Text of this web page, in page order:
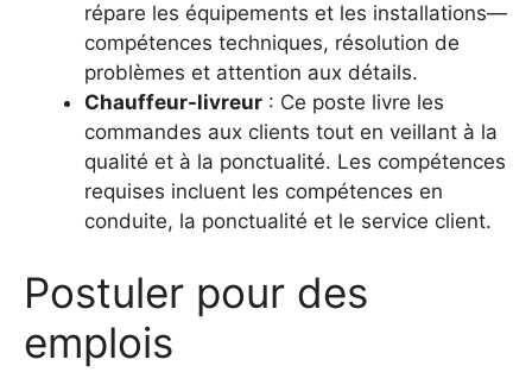
répare les équipements et les installations—
compétences techniques, résolution de
problèmes et attention aux détails.
Chauffeur-livreur : Ce poste livre les
commandes aux clients tout en veillant à la
qualité et à la ponctualité. Les compétences
requises incluent les compétences en
conduite, la ponctualité et le service client.
Postuler pour des
emplois